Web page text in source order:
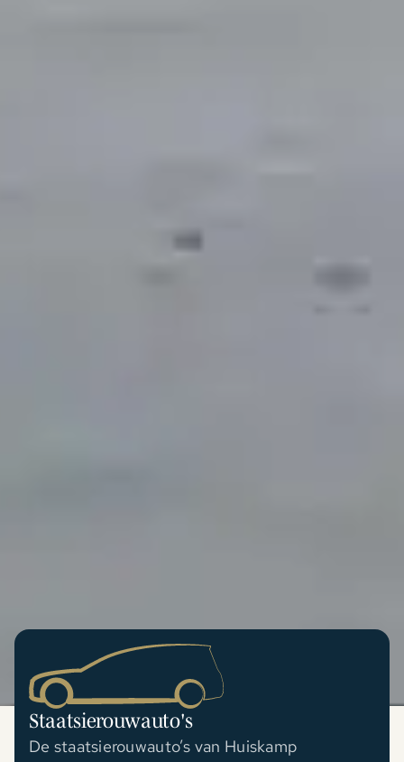
Staatsierouwauto's
De staatsierouwauto’s van Huiskamp